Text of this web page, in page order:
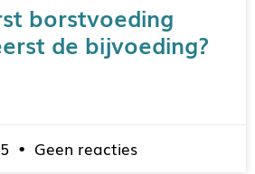
borstvoeding
de bijvoeding?
Geen reacties